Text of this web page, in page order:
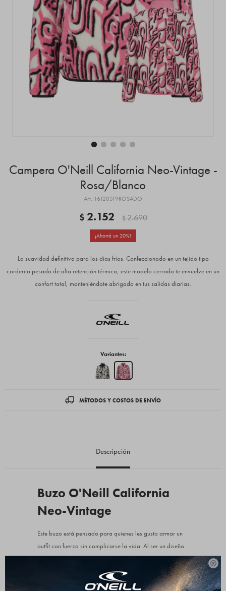

Campera O'Neill California Neo-Vintage -
Rosa/Blanco
16120519ROSADO
$ 2.152 $2.690
20
La suavidad definitiva para los días fríos. Confeccionado en un tejido tipo
corderito pesado de alta retención térmica, este modelo cerrado te envuelve en un
confort total, manteniéndote abrigada en tus salidas diarias.
Variantes:
MÉTODOS Y COSTOS DE ENVÍO
Descripción
Buzo O'Neill California
Neo-Vintage
Este buzo está pensado para quienes les gusta armar un
outfit con fuerza sin complicarse la vida. Al ser un diseño
mid zip, funciona a la perfección como un buzo pesado:
te lo ponés sobre una remera básica y ya tenés el look
resuelto. Queda espectacular combinado con unos calces